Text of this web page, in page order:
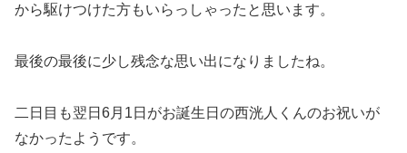
から駆けつけた方もいらっしゃったと思います。
最後の最後に少し残念な思い出になりましたね。
二日目も翌日6月1日がお誕生日の西洸人くんのお祝いが
なかったようです。